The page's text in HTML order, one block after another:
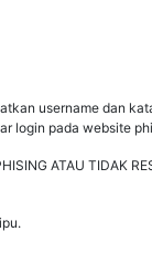
username dan
login pada website
ATAU TIDAK